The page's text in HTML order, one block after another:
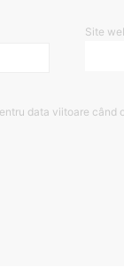
Site
data viitoare când